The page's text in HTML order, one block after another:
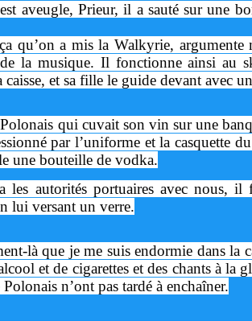
aveugle, Prieur, il a sauté sur une
qu’on a mis la Walkyrie, argumente
la musique. Il fonctionne ainsi au
caisse, et sa fille le guide devant avec
qui cuvait son vin sur une
par l’uniforme et la casquette
une bouteille de vodka.
les autorités portuaires avec nous, il
lui versant un verre.
là que je me suis endormie dans la
et de cigarettes et des chants à la
n’ont pas tardé à enchaîner.